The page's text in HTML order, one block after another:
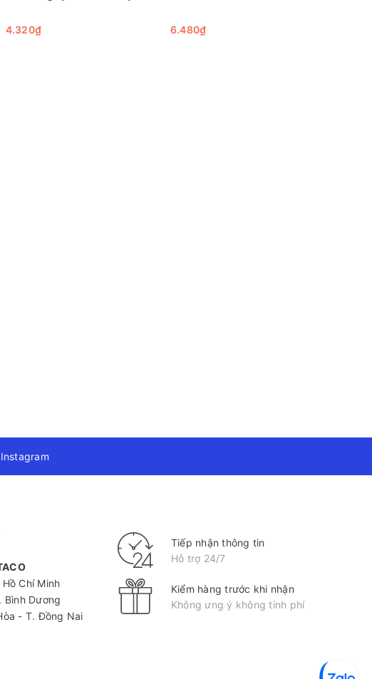
4.320₫ 6.480₫
Instagram
Chí Minh
Bình Dương
- T. Đồng Nai
Tiếp nhận thông tin
Hỗ trợ 24/7
Kiểm hàng trước khi nhận
Không ưng ý không tính phí